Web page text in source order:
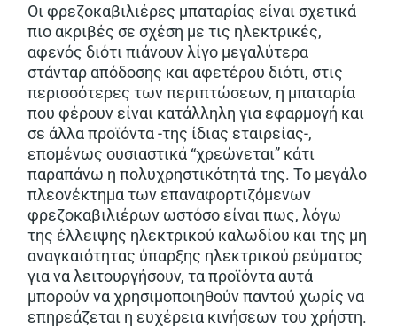
Οι φρεζοκαβιλιέρες μπαταρίας είναι σχετικά
πιο ακριβές σε σχέση με τις ηλεκτρικές,
αφενός διότι πιάνουν λίγο μεγαλύτερα
στάνταρ απόδοσης και αφετέρου διότι, στις
περισσότερες των περιπτώσεων, η μπαταρία
που φέρουν είναι κατάλληλη για εφαρμογή και
σε άλλα προϊόντα -της ίδιας εταιρείας-,
επομένως ουσιαστικά “χρεώνεται” κάτι
παραπάνω η πολυχρηστικότητά της. Το μεγάλο
πλεονέκτημα των επαναφορτιζόμενων
φρεζοκαβιλιέρων ωστόσο είναι πως, λόγω
της έλλειψης ηλεκτρικού καλωδίου και της μη
αναγκαιότητας ύπαρξης ηλεκτρικού ρεύματος
για να λειτουργήσουν, τα προϊόντα αυτά
μπορούν να χρησιμοποιηθούν παντού χωρίς να
επηρεάζεται η ευχέρεια κινήσεων του χρήστη.